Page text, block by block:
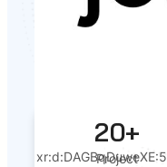
20+
Project